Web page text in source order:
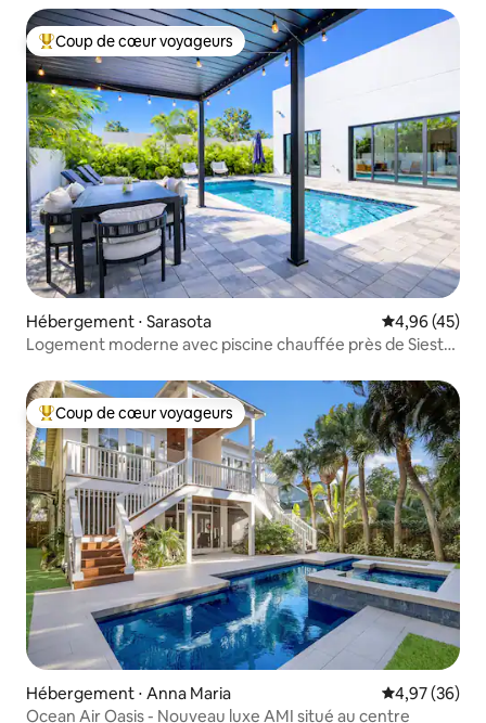
Coups de cœur voyageurs les plus appréciés
Coup de cœur voyageurs
Hébergement ⋅ Sarasota Évaluation
4,96 (45)
Logement moderne avec piscine chauffée près de Siesta
Coups de cœur voyageurs les plus appréciés
Coup de cœur voyageurs
Hébergement ⋅ Anna Maria Évaluation
4,97 (36)
Ocean Air Oasis - Nouveau luxe AMI situé au centre